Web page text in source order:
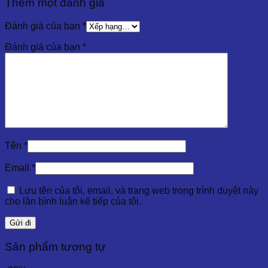
Thêm một đánh giá
Đánh giá của bạn *
Đánh giá của bạn *
Tên *
Email *
Lưu tên của tôi, email, và trang web trong trình duyệt này
cho lần bình luận kế tiếp của tôi.
Sản phẩm tương tự